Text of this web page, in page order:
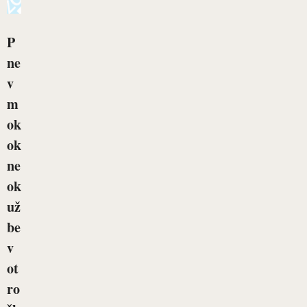
P
ne
v
m
ok
ok
ne
ok
už
be
v
ot
ro